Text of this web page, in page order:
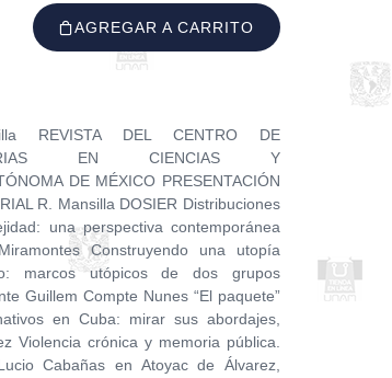
AGREGAR A CARRITO
REVISTA DEL CENTRO DE
EN CIENCIAS Y
DE MÉXICO PRESENTACIÓN
R. Mansilla DOSIER Distribuciones
una perspectiva contemporánea
Construyendo una utopía
marcos utópicos de dos grupos
Guillem Compte Nunes “El paquete”
en Cuba: mirar sus abordajes,
Violencia crónica y memoria pública.
Cabañas en Atoyac de Álvarez,